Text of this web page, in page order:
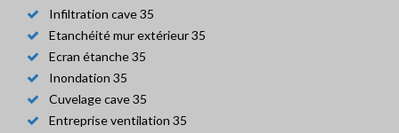
Infiltration cave 35
Etanchéité mur extérieur 35
Ecran étanche 35
Inondation 35
Cuvelage cave 35
Entreprise ventilation 35